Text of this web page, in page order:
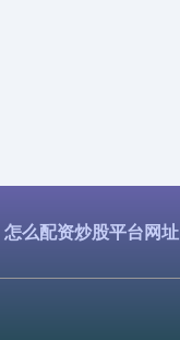
怎么配资炒股平台网址